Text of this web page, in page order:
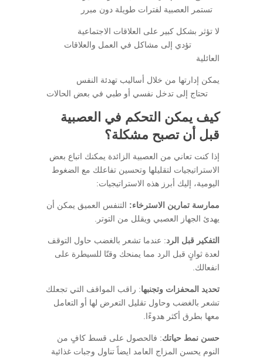
تستمر العصبية لفترات طويلة دون مبرر
لا تؤثر بشكل كبير على العلاقات الاجتماعية
تؤدي إلى مشاكل في العمل والعلاقات
العائلية
يمكن إدارتها من خلال أساليب تهدئة النفس
تحتاج إلى تدخل نفسي أو طبي في بعض الحالات
كيف يمكن التحكم في العصبية
قبل أن تصبح مشكلة؟
إذا كنت تعاني من العصبية الزائدة يمكنك اتباع بعض
الاستراتيجيات لتقليلها وتحسين تفاعلك مع الضغوط
اليومية، إليك أبرز هذه الاستراتيجيات:
ممارسة تمارين الاسترخاء: التنفس العميق يمكن أن
يهدئ الجهاز العصبي ويقلل من التوتر.
التفكير قبل الرد: عندما تشعر بالغضب حاول التوقف
لعدة ثوانٍ قبل الرد مما يمنحك وقتًا للسيطرة على
انفعالك.
تحديد المحفزات وتجنبها: راقب المواقف التي تجعلك
تشعر بالغضب وحاول تقليل التعرض لها أو التعامل
معها بطرق أكثر هدوءًا.
حسن نمط حياتك: فالحصول على قسط كافٍ من
النوم يحسن المزاج العامد ايضاً تناول وجبات غذائية